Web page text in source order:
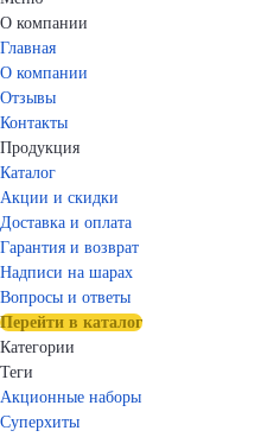
О компании
Главная
О компании
Отзывы
Контакты
Продукция
Каталог
Акции и скидки
Доставка и оплата
Гарантия и возврат
Надписи на шарах
Вопросы и ответы
Перейти в каталог
Категории
Теги
Акционные наборы
Суперхиты